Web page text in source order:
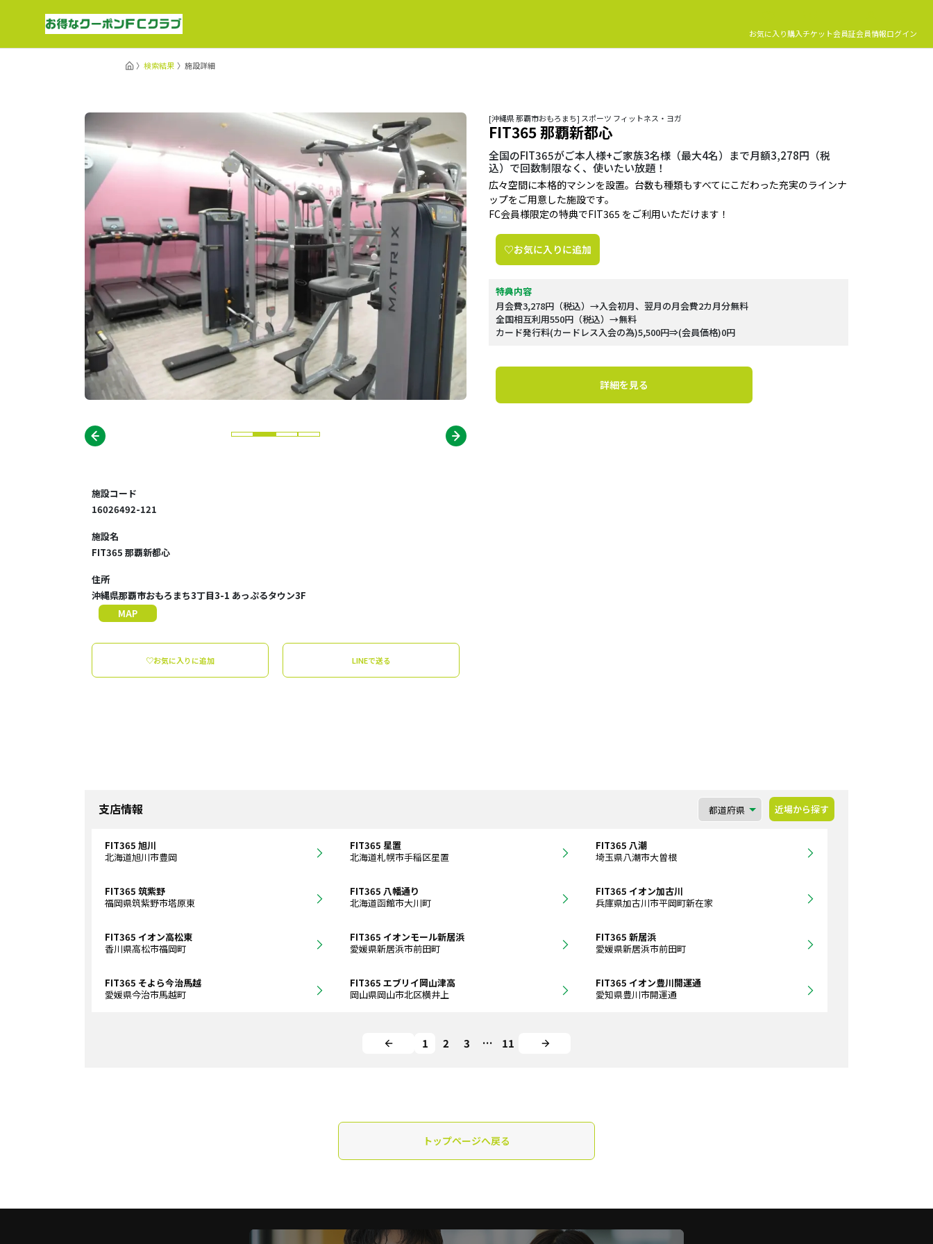
お気に入り購入チケット会員証会員情報ログイン
検索結果 施設詳細
[沖縄県 那覇市おもろまち] スポーツ フィットネス・ヨガ
FIT365 那覇新都心
全国のFIT365がご本人様+ご家族3名様（最大4名）まで月額3,278円（税
込）で回数制限なく、使いたい放題！
広々空間に本格的マシンを設置。台数も種類もすべてにこだわった充実のラインナ
ップをご用意した施設です。
FC会員様限定の特典でFIT365 をご利用いただけます！
♡お気に入りに追加
特典内容
月会費3,278円（税込）→入会初月、翌月の月会費2カ月分無料
全国相互利用550円（税込）→無料
カード発行料(カードレス入会の為)5,500円⇒(会員価格)0円
詳細を見る
施設コード
16026492-121
施設名
FIT365 那覇新都心
住所
沖縄県那覇市おもろまち3丁目3-1 あっぷるタウン3F
MAP
♡お気に入りに追加 LINEで送る
支店情報 近場から探す
FIT365 旭川
北海道旭川市豊岡
FIT365 星置
北海道札幌市手稲区星置
FIT365 八潮
埼玉県八潮市大曽根
FIT365 筑紫野
福岡県筑紫野市塔原東
FIT365 八幡通り
北海道函館市大川町
FIT365 イオン加古川
兵庫県加古川市平岡町新在家
FIT365 イオン高松東
香川県高松市福岡町
FIT365 イオンモール新居浜
愛媛県新居浜市前田町
FIT365 新居浜
愛媛県新居浜市前田町
FIT365 そよら今治馬越
愛媛県今治市馬越町
FIT365 エブリイ岡山津高
岡山県岡山市北区横井上
FIT365 イオン豊川開運通
愛知県豊川市開運通
1 2 3 … 11
トップページへ戻る